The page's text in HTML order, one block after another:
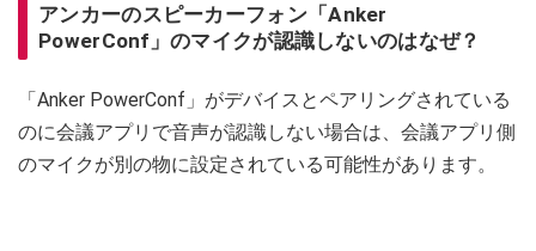
アンカーのスピーカーフォン「Anker
PowerConf」のマイクが認識しないのはなぜ？
「Anker PowerConf」がデバイスとペアリングされている
のに会議アプリで音声が認識しない場合は、会議アプリ側
のマイクが別の物に設定されている可能性があります。